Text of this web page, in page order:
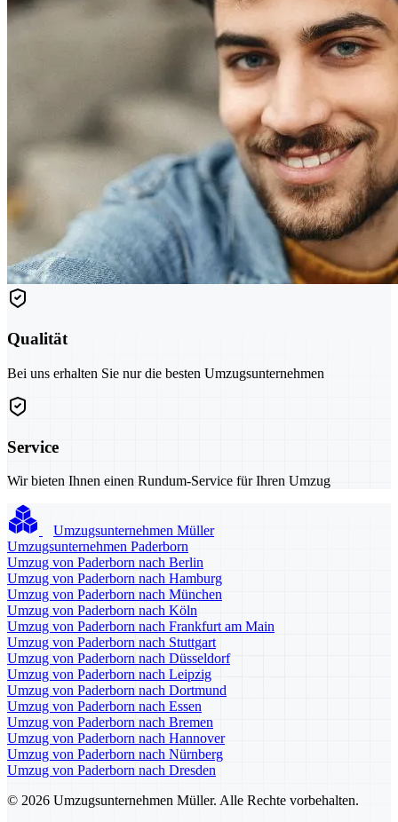
Qualität
Bei uns erhalten Sie nur die besten Umzugsunternehmen
Service
Wir bieten Ihnen einen Rundum-Service für Ihren Umzug
Umzugsunternehmen Müller
Umzugsunternehmen Paderborn
Umzug von Paderborn nach Berlin
Umzug von Paderborn nach Hamburg
Umzug von Paderborn nach München
Umzug von Paderborn nach Köln
Umzug von Paderborn nach Frankfurt am Main
Umzug von Paderborn nach Stuttgart
Umzug von Paderborn nach Düsseldorf
Umzug von Paderborn nach Leipzig
Umzug von Paderborn nach Dortmund
Umzug von Paderborn nach Essen
Umzug von Paderborn nach Bremen
Umzug von Paderborn nach Hannover
Umzug von Paderborn nach Nürnberg
Umzug von Paderborn nach Dresden
© 2026 Umzugsunternehmen Müller. Alle Rechte vorbehalten.